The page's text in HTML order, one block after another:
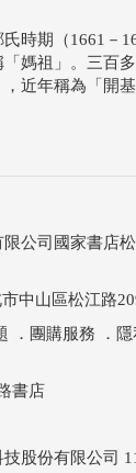
時期（1661－
媽祖」。三百
，近年稱為「開
限公司國家書店
中山區松江路
． 團購服務 ．
書店
股份有限公司